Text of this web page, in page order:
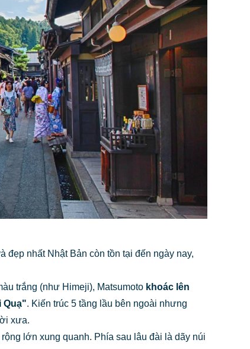
đẹp nhất Nhật Bản còn tồn tại đến ngày nay,
trắng (như Himeji), Matsumoto khoác lên
Quạ". Kiến trúc 5 tầng lầu bên ngoài nhưng
xưa.
lớn xung quanh. Phía sau lâu đài là dãy núi